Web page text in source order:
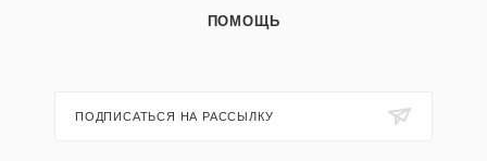
ПОМОЩЬ
ПОДПИСАТЬСЯ НА РАССЫЛКУ